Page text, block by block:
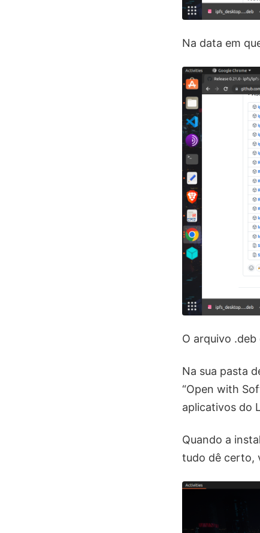
Na data em
O arquivo
Na sua pasta
“Open with
aplicativos do
Quando a
tudo dê certo,